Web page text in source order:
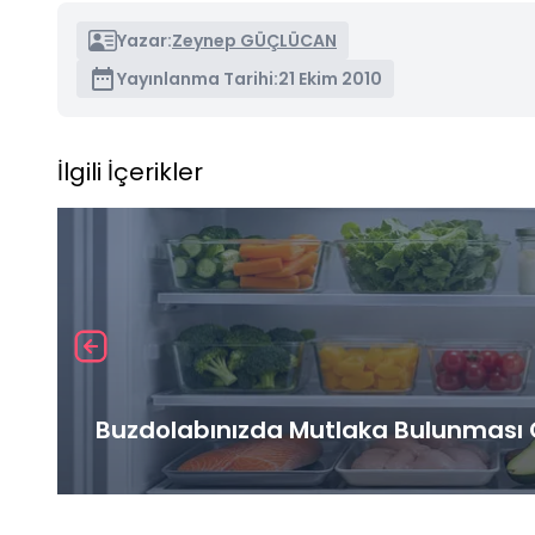
Yazar:Zeynep GÜÇLÜCAN
Yayınlanma Tarihi:21 Ekim 2010
İlgili İçerikler
Buzdolabınızda Mutlaka Bulunması